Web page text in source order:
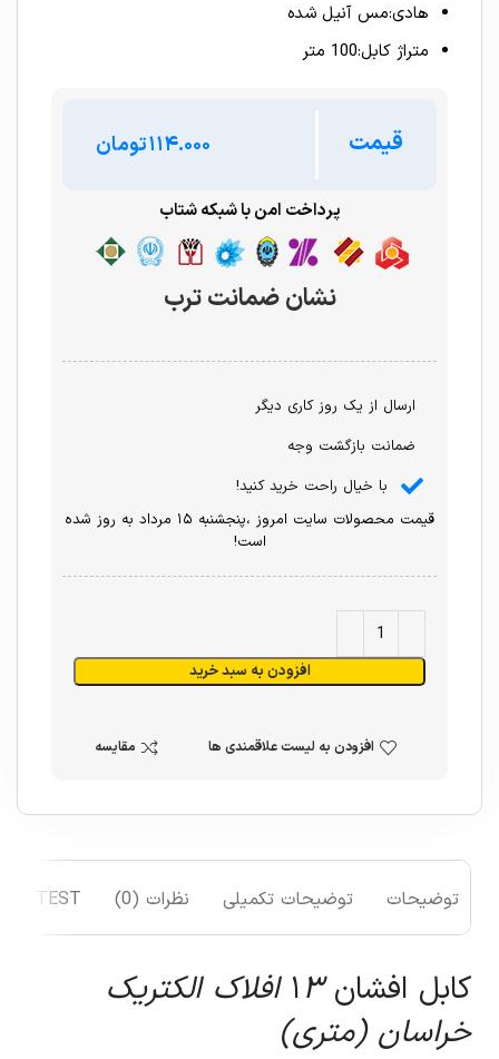
هادی:مس آنیل شده
متراژ کابل:100 متر
قیمت تومان
پرداخت امن با شبکه شتاب
نشان ضمانت ترب
ارسال از یک روز کاری دیگر
ضمانت بازگشت وجه
با خیال راحت خرید کنید!
قیمت محصولات سایت امروز ،پنجشنبه ۱۵ مرداد به روز شده
است!
افزودن به سبد خرید
افزودن به لیست علاقمندی ها مقایسه
توضیحات توضیحات تکمیلی نظرات (0) TEST
کابل افشان ۱
۳ افلاک الکتریک
خراسان (متری)